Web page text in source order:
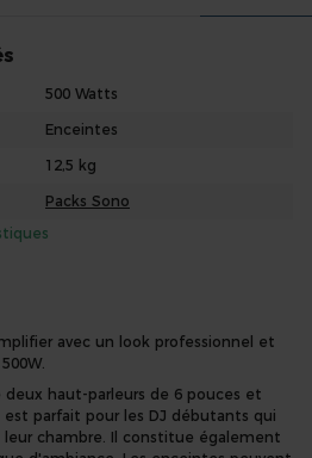
avec un look professionnel et
haut-parleurs de 6 pouces et
parfait pour les DJ débutants qui
chambre. Il constitue également
500 Watts
Enceintes
12,5 kg
Packs Sono